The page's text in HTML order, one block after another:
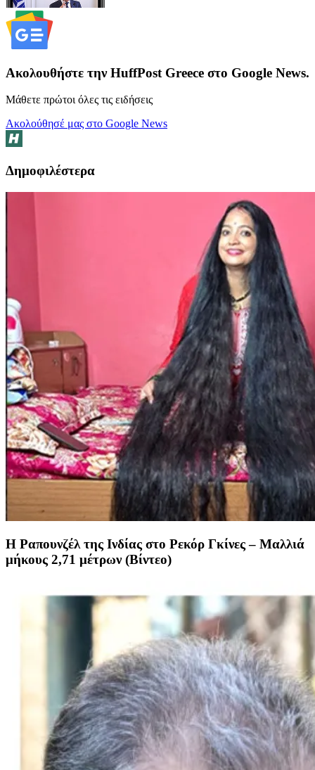
Ακολουθήστε την HuffPost Greece στο Google News.
Μάθετε πρώτοι όλες τις ειδήσεις
Ακολούθησέ μας στο Google News
Δημοφιλέστερα
Η Ραπουνζέλ της Ινδίας στο Ρεκόρ Γκίνες – Μαλλιά
μήκους 2,71 μέτρων (Βίντεο)